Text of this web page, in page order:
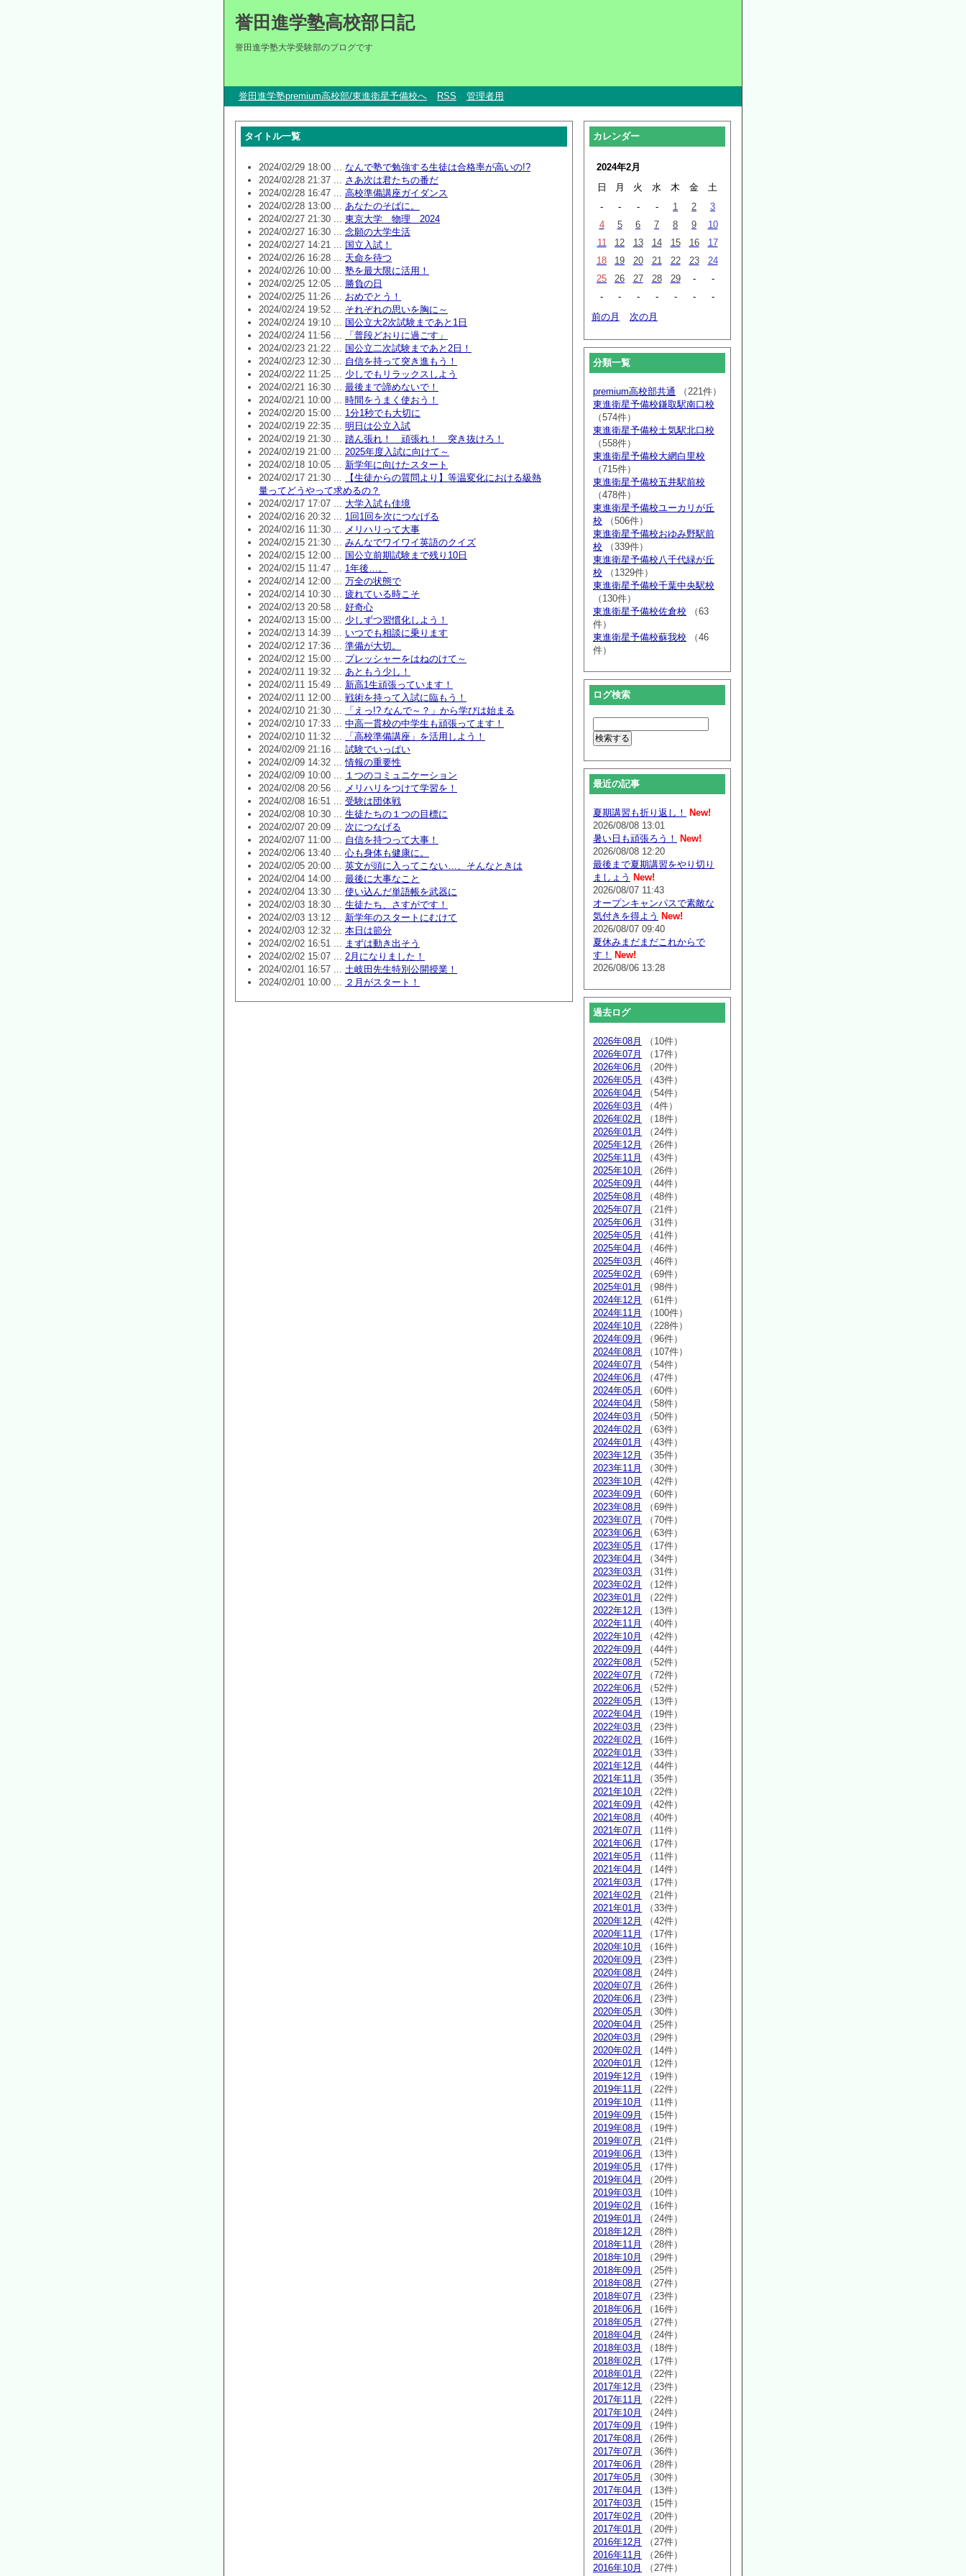
誉田進学塾高校部日記
誉田進学塾大学受験部のブログです
誉田進学塾premium高校部/東進衛星予備校へ RSS 管理者用
タイトル一覧
2024/02/29 18:00 ... なんで塾で勉強する生徒は合格率が高いの!?
2024/02/28 21:37 ... さあ次は君たちの番だ
2024/02/28 16:47 ... 高校準備講座ガイダンス
2024/02/28 13:00 ... あなたのそばに。
2024/02/27 21:30 ... 東京大学 物理 2024
2024/02/27 16:30 ... 念願の大学生活
2024/02/27 14:21 ... 国立入試！
2024/02/26 16:28 ... 天命を待つ
2024/02/26 10:00 ... 塾を最大限に活用！
2024/02/25 12:05 ... 勝負の日
2024/02/25 11:26 ... おめでとう！
2024/02/24 19:52 ... それぞれの思いを胸に～
2024/02/24 19:10 ... 国公立大2次試験まであと1日
2024/02/24 11:56 ...
「普段どおりに過ごす」
2024/02/23 21:22 ... 国公立二次試験まであと2日！
2024/02/23 12:30 ... 自信を持って突き進もう！
2024/02/22 11:25 ... 少しでもリラックスしよう
2024/02/21 16:30 ... 最後まで諦めないで！
2024/02/21 10:00 ... 時間をうまく使おう！
2024/02/20 15:00 ... 1分1秒でも大切に
2024/02/19 22:35 ... 明日は公立入試
2024/02/19 21:30 ... 踏ん張れ！ 頑張れ！ 突き抜けろ！
2024/02/19 21:00 ... 2025年度入試に向けて～
2024/02/18 10:05 ... 新学年に向けたスタート
2024/02/17 21:30 ...
【生徒からの質問より】等温変化における級熱
量ってどうやって求めるの？
2024/02/17 17:07 ... 大学入試も佳境
2024/02/16 20:32 ... 1回1回を次につなげる
2024/02/16 11:30 ... メリハリって大事
2024/02/15 21:30 ... みんなでワイワイ英語のクイズ
2024/02/15 12:00 ... 国公立前期試験まで残り10日
2024/02/15 11:47 ... 1年後…。
2024/02/14 12:00 ... 万全の状態で
2024/02/14 10:30 ... 疲れている時こそ
2024/02/13 20:58 ... 好奇心
2024/02/13 15:00 ... 少しずつ習慣化しよう！
2024/02/13 14:39 ... いつでも相談に乗ります
2024/02/12 17:36 ... 準備が大切。
2024/02/12 15:00 ... プレッシャーをはねのけて～
2024/02/11 19:32 ... あともう少し！
2024/02/11 15:49 ... 新高1生頑張っています！
2024/02/11 12:00 ... 戦術を持って入試に臨もう！
2024/02/10 21:30 ...
「えっ!? なんで～？」から学びは始まる
2024/02/10 17:33 ... 中高一貫校の中学生も頑張ってます！
2024/02/10 11:32 ...
「高校準備講座」を活用しよう！
2024/02/09 21:16 ... 試験でいっぱい
2024/02/09 14:32 ...情報の重要性
2024/02/09 10:00 ... １つのコミュニケーション
2024/02/08 20:56 ... メリハリをつけて学習を！
2024/02/08 16:51 ... 受験は団体戦
2024/02/08 10:30 ... 生徒たちの１つの目標に
2024/02/07 20:09 ... 次につなげる
2024/02/07 11:00 ... 自信を持つって大事！
2024/02/06 13:40 ... 心も身体も健康に。
2024/02/05 20:00 ... 英文が頭に入ってこない…、そんなときは
2024/02/04 14:00 ... 最後に大事なこと
2024/02/04 13:30 ... 使い込んだ単語帳を武器に
2024/02/03 18:30 ... 生徒たち、さすがです！
2024/02/03 13:12 ... 新学年のスタートにむけて
2024/02/03 12:32 ... 本日は節分
2024/02/02 16:51 ... まずは動き出そう
2024/02/02 15:07 ... 2月になりました！
2024/02/01 16:57 ... 土岐田先生特別公開授業！
2024/02/01 10:00 ... ２月がスタート！
カレンダー
2024年2月
日
月 火 水 木 金
土
-
- - - 1 2
3
4
5 6 7 8 9
10
11
12 13 14 15 16
17
18
19 20 21 22 23
24
25
26 27 28 29 -
-
-
- - - - -
-
前の月
次の月
分類一覧
premium高校部共通 （221件）
東進衛星予備校鎌取駅南口校
（574件）
東進衛星予備校土気駅北口校
（558件）
東進衛星予備校大網白里校
（715件）
東進衛星予備校五井駅前校
（478件）
東進衛星予備校ユーカリが丘
校 （506件）
東進衛星予備校おゆみ野駅前
校 （339件）
東進衛星予備校八千代緑が丘
校 （1329件）
東進衛星予備校千葉中央駅校
（130件）
東進衛星予備校佐倉校 （63
件）
東進衛星予備校蘇我校 （46
件）
ログ検索
最近の記事
夏期講習も折り返し！
New!
2026/08/08 13:01
暑い日も頑張ろう！
New!
2026/08/08 12:20
最後まで夏期講習をやり切り
ましょう New!
2026/08/07 11:43
オープンキャンパスで素敵な
気付きを得よう New!
2026/08/07 09:40
夏休みまだまだこれからで
す！
New!
2026/08/06 13:28
過去ログ
2026年08月
（10件）
2026年07月
（17件）
2026年06月
（20件）
2026年05月
（43件）
2026年04月
（54件）
2026年03月
（4件）
2026年02月
（18件）
2026年01月
（24件）
2025年12月
（26件）
2025年11月
（43件）
2025年10月
（26件）
2025年09月
（44件）
2025年08月
（48件）
2025年07月
（21件）
2025年06月
（31件）
2025年05月
（41件）
2025年04月
（46件）
2025年03月
（46件）
2025年02月
（69件）
2025年01月
（98件）
2024年12月
（61件）
2024年11月
（100件）
2024年10月
（228件）
2024年09月
（96件）
2024年08月
（107件）
2024年07月
（54件）
2024年06月
（47件）
2024年05月
（60件）
2024年04月
（58件）
2024年03月
（50件）
2024年02月
（63件）
2024年01月
（43件）
2023年12月
（35件）
2023年11月
（30件）
2023年10月
（42件）
2023年09月
（60件）
2023年08月
（69件）
2023年07月
（70件）
2023年06月
（63件）
2023年05月
（17件）
2023年04月
（34件）
2023年03月
（31件）
2023年02月
（12件）
2023年01月
（22件）
2022年12月
（13件）
2022年11月
（40件）
2022年10月
（42件）
2022年09月
（44件）
2022年08月
（52件）
2022年07月
（72件）
2022年06月
（52件）
2022年05月
（13件）
2022年04月
（19件）
2022年03月
（23件）
2022年02月
（16件）
2022年01月
（33件）
2021年12月
（44件）
2021年11月
（35件）
2021年10月
（22件）
2021年09月
（42件）
2021年08月
（40件）
2021年07月
（11件）
2021年06月
（17件）
2021年05月
（11件）
2021年04月
（14件）
2021年03月
（17件）
2021年02月
（21件）
2021年01月
（33件）
2020年12月
（42件）
2020年11月
（17件）
2020年10月
（16件）
2020年09月
（23件）
2020年08月
（24件）
2020年07月
（26件）
2020年06月
（23件）
2020年05月
（30件）
2020年04月
（25件）
2020年03月
（29件）
2020年02月
（14件）
2020年01月
（12件）
2019年12月
（19件）
2019年11月
（22件）
2019年10月
（11件）
2019年09月
（15件）
2019年08月
（19件）
2019年07月
（21件）
2019年06月
（13件）
2019年05月
（17件）
2019年04月
（20件）
2019年03月
（10件）
2019年02月
（16件）
2019年01月
（24件）
2018年12月
（28件）
2018年11月
（28件）
2018年10月
（29件）
2018年09月
（25件）
2018年08月
（27件）
2018年07月
（23件）
2018年06月
（16件）
2018年05月
（27件）
2018年04月
（24件）
2018年03月
（18件）
2018年02月
（17件）
2018年01月
（22件）
2017年12月
（23件）
2017年11月
（22件）
2017年10月
（24件）
2017年09月
（19件）
2017年08月
（26件）
2017年07月
（36件）
2017年06月
（28件）
2017年05月
（30件）
2017年04月
（13件）
2017年03月
（15件）
2017年02月
（20件）
2017年01月
（20件）
2016年12月
（27件）
2016年11月
（26件）
2016年10月
（27件）